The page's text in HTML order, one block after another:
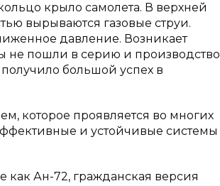
крыло самолета. В верхней
вырываются газовые струи.
давление. Возникает
не пошли в серию и производство
большой успех в
которое проявляется во многих
и устойчивые системы
как Ан-72, гражданская версия